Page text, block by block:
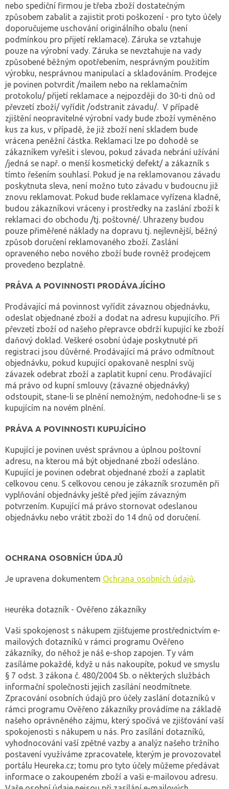
nebo spediční firmou je třeba zboží dostatečným
způsobem zabalit a zajistit proti poškození - pro tyto účely
doporučujeme uschování originálního obalu (není
podmínkou pro přijetí reklamace). Záruka se vztahuje
pouze na výrobní vady. Záruka se nevztahuje na vady
způsobené běžným opotřebením, nesprávným použitím
výrobku, nesprávnou manipulací a skladováním. Prodejce
je povinen potvrdit /mailem nebo na reklamačním
protokolu/ přijetí reklamace a nejpozději do 30-ti dnů od
převzetí zboží/ vyřídit /odstranit závadu/. V případě
zjištění neopravitelné výrobní vady bude zboží vyměněno
kus za kus, v případě, že již zboží není skladem bude
vrácena peněžní částka. Reklamaci lze po dohodě se
zákazníkem vyřešit i slevou, pokud závada nebrání užívání
/jedná se např. o menší kosmetický defekt/ a zákazník s
tímto řešením souhlasí. Pokud je na reklamovanou závadu
poskytnuta sleva, není možno tuto závadu v budoucnu již
znovu reklamovat. Pokud bude reklamace vyřízena kladně,
budou zákazníkovi vráceny i prostředky na zaslání zboží k
reklamaci do obchodu /tj. poštovné/. Uhrazeny budou
pouze přiměřené náklady na dopravu tj. nejlevnější, běžný
způsob doručení reklamovaného zboží. Zaslání
opraveného nebo nového zboží bude rovněž prodejcem
provedeno bezplatně.
PRÁVA A POVINNOSTI PRODÁVAJÍCÍHO
Prodávající má povinnost vyřídit závaznou objednávku,
odeslat objednané zboží a dodat na adresu kupujícího. Při
převzetí zboží od našeho přepravce obdrží kupující ke zboží
daňový doklad. Veškeré osobní údaje poskytnuté při
registraci jsou důvěrné. Prodávající má právo odmítnout
objednávku, pokud kupující opakovaně nesplní svůj
závazek odebrat zboží a zaplatit kupní cenu. Prodávající
má právo od kupní smlouvy (závazné objednávky)
odstoupit, stane-li se plnění nemožným, nedohodne-li se s
kupujícím na novém plnění.
PRÁVA A POVINNOSTI KUPUJÍCÍHO
Kupující je povinen uvést správnou a úplnou poštovní
adresu, na kterou má být objednané zboží odesláno.
Kupující je povinen odebrat objednané zboží a zaplatit
celkovou cenu. S celkovou cenou je zákazník srozuměn při
vyplňování objednávky ještě před jejím závazným
potvrzením. Kupující má právo stornovat odeslanou
objednávku nebo vrátit zboží do 14 dnů od doručení.
OCHRANA OSOBNÍCH ÚDAJŮ
Je upravena dokumentem Ochrana osobních údajů.
Heuréka dotazník - Ověřeno zákazníky
Vaši spokojenost s nákupem zjišťujeme prostřednictvím e-
mailových dotazníků v rámci programu Ověřeno
zákazníky, do něhož je náš e-shop zapojen. Ty vám
zasíláme pokaždé, když u nás nakoupíte, pokud ve smyslu
§ 7 odst. 3 zákona č. 480/2004 Sb. o některých službách
informační společnosti jejich zasílání neodmítnete.
Zpracování osobních údajů pro účely zaslání dotazníků v
rámci programu Ověřeno zákazníky provádíme na základě
našeho oprávněného zájmu, který spočívá ve zjišťování vaší
spokojenosti s nákupem u nás. Pro zasílání dotazníků,
vyhodnocování vaší zpětné vazby a analýz našeho tržního
postavení využíváme zpracovatele, kterým je provozovatel
portálu Heureka.cz; tomu pro tyto účely můžeme předávat
informace o zakoupeném zboží a vaši e-mailovou adresu.